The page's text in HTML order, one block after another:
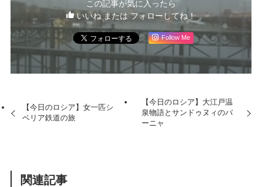
この記事が気に入ったら
いいね または フォローしてね！
Follow Me
【今日のロシア】女一匹シ
ベリア鉄道の旅
【今日のロシア】大江戸温
泉物語とサンドゥヌィのバ
ーニャ
関連記事